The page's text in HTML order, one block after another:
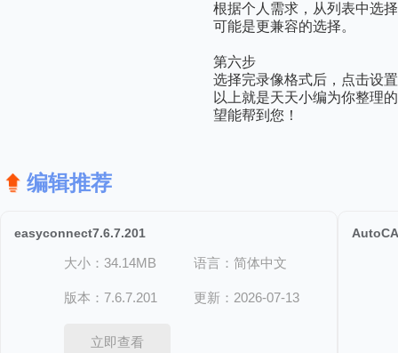
根据个人需求，从列表中选
可能是更兼容的选择。
第六步
选择完录像格式后，点击设
以上就是天天小编为你整理
望能帮到您！
编辑推荐
easyconnect7.6.7.201
大小：34.14MB 语言：简体中文
版本：7.6.7.201 更新：2026-07-13
立即查看